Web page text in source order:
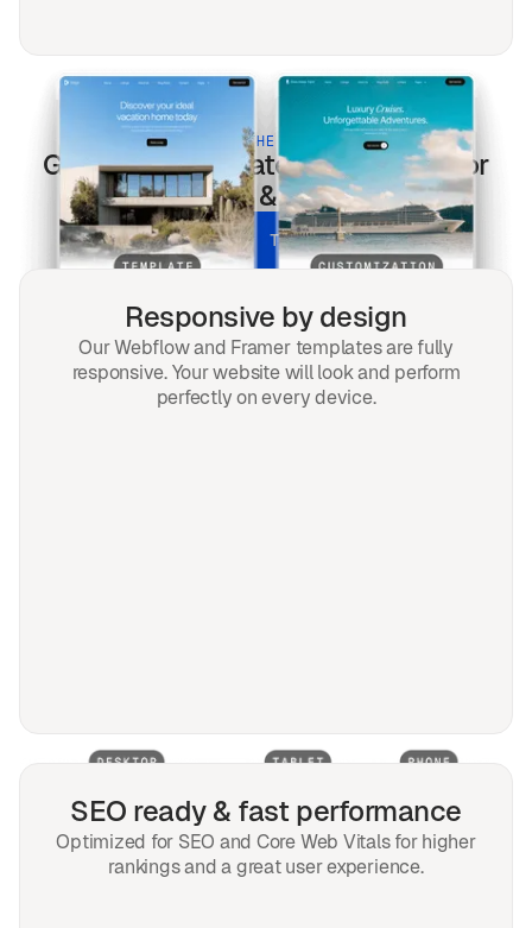
BUILT FOR THE MODERN WEB
Gradientetemplates optimized for
every screen & every search.
UNLOCK ALL TEMPLATES
Responsive by design
Our Webflow and Framer templates are fully
responsive. Your website will look and perform
perfectly on every device.
SEO ready & fast performance
Optimized for SEO and Core Web Vitals for higher
rankings and a great user experience.